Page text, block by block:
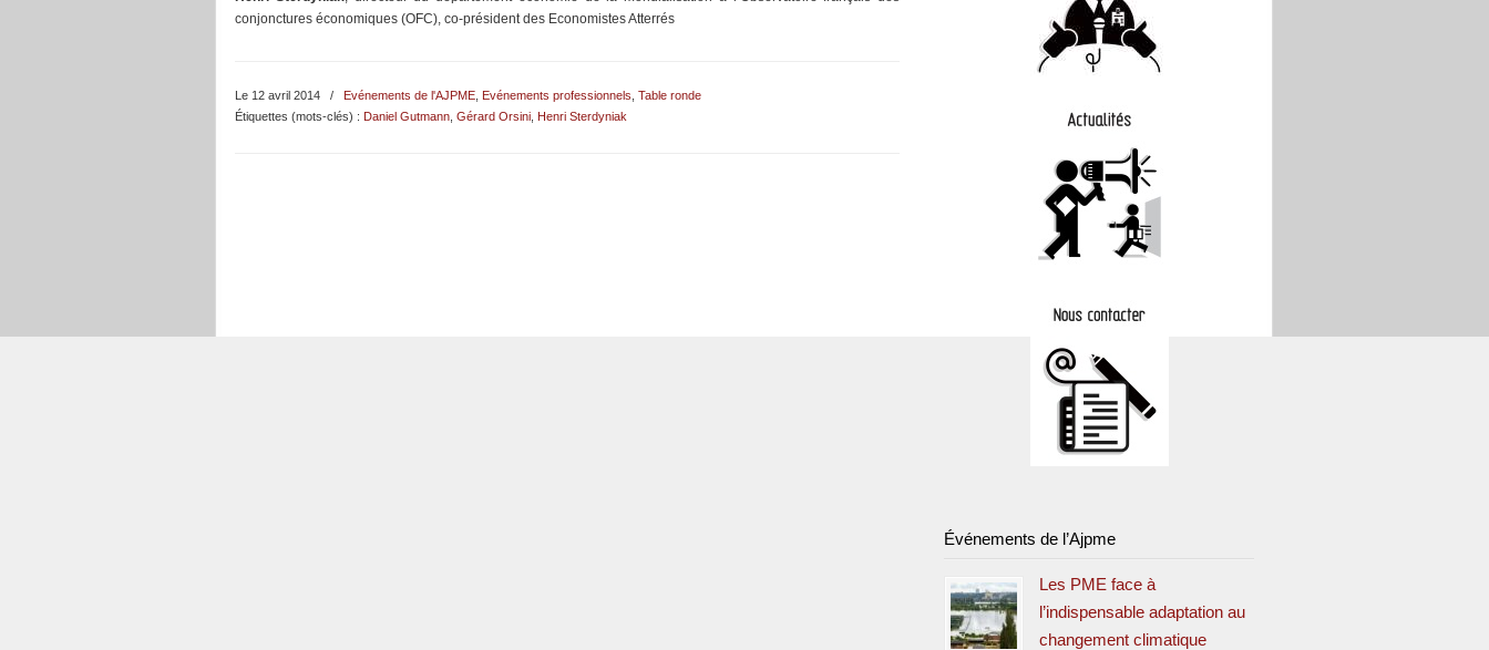
conjonctures économiques (OFC), co-président des Economistes Atterrés
Le 12 avril 2014 / Evénements de l'AJPME Evénements professionnels Table ronde
Étiquettes (mots-clés) : Daniel Gutmann Gérard Orsini Henri Sterdyniak
Événements de l’Ajpme
Les PME face à
l’indispensable adaptation au
changement climatique